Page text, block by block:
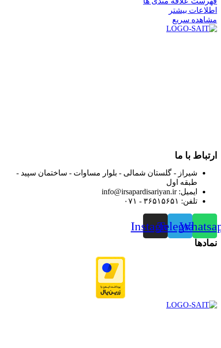
اطلاعات بیشتر
مشاهده سریع
ارتباط با ما
شیراز - گلستان شمالی - بلوار مساوات - ساختمان سپید -
طبقه اول
ایمیل: info@irsapardisariyan.ir
تلفن: ۳۶۵۱۵۶۵۱ - ۰۷۱
Telegram
Instagram
نمادها